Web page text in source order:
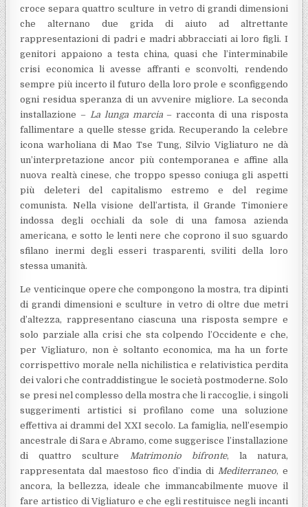
croce separa quattro sculture in vetro di grandi dimensioni
che alternano due grida di aiuto ad altrettante
rappresentazioni di padri e madri abbracciati ai loro figli. I
genitori appaiono a testa china, quasi che l’interminabile
crisi economica li avesse affranti e sconvolti, rendendo
sempre più incerto il futuro della loro prole e sconfiggendo
ogni residua speranza di un avvenire migliore. La seconda
installazione –La lunga marcia– racconta di una risposta
fallimentare a quelle stesse grida. Recuperando la celebre
icona warholiana di Mao Tse Tung, Silvio Vigliaturo ne dà
un’interpretazione ancor più contemporanea e affine alla
nuova realtà cinese, che troppo spesso coniuga gli aspetti
più deleteri del capitalismo estremo e del regime
comunista. Nella visione dell’artista, il Grande Timoniere
indossa degli occhiali da sole di una famosa azienda
americana, e sotto le lenti nere che coprono il suo sguardo
sfilano inermi degli esseri trasparenti, sviliti della loro
stessa umanità.
Le venticinque opere che compongono la mostra, tra dipinti
di grandi dimensioni e sculture in vetro di oltre due metri
d’altezza, rappresentano ciascuna una risposta sempre e
solo parziale alla crisi che sta colpendo l’Occidente e che,
per Vigliaturo, non è soltanto economica, ma ha un forte
corrispettivo morale nella nichilistica e relativistica perdita
dei valori che contraddistingue le società postmoderne. Solo
se presi nel complesso della mostra che li raccoglie, i singoli
suggerimenti artistici si profilano come una soluzione
effettiva ai drammi del XXI secolo. La famiglia, nell’esempio
ancestrale di Sara e Abramo, come suggerisce l’installazione
di quattro sculture Matrimonio bifronte, la natura,
rappresentata dal maestoso fico d’india di Mediterraneo, e
ancora, la bellezza, ideale che immancabilmente muove il
fare artistico di Vigliaturo e che egli restituisce negli incanti